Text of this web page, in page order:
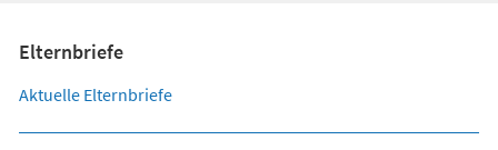
Elternbriefe
Aktuelle Elternbriefe